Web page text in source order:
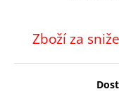
Zboží za
o